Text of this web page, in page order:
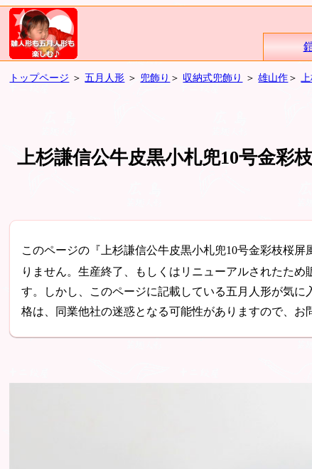
トップページ ＞五月人形 ＞ 兜飾り ＞ 収納式兜飾り ＞雄山作＞
上杉謙信公牛皮黒小札兜10号金彩
このページの『上杉謙信公牛皮黒小札兜10号金彩枝桜屏
りません。生産終了、もしくはリニューアルされたた
す。しかし、このページに記載している五月人形が気
格は、同業他社の迷惑となる可能性がありますので、お